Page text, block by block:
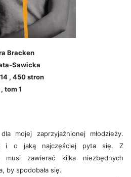
Bracken
Sawicka
, 450 stron
tom 1
mojej zaprzyjaźnionej młodzieży.
i o jaką najczęściej pyta się. Z
zawierać kilka niezbędnych
by spodobała się.